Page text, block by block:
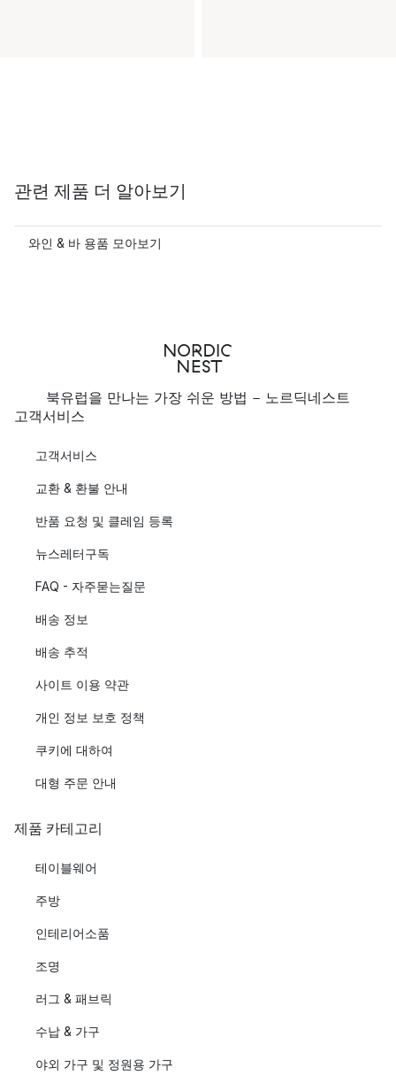
관련 제품 더 알아보기
와인 & 바 용품 모아보기
북유럽을 만나는 가장 쉬운 방법 - 노르딕네스트
고객서비스
고객서비스
교환 & 환불 안내
반품 요청 및 클레임 등록
뉴스레터구독
FAQ - 자주묻는질문
배송 정보
배송 추적
사이트 이용 약관
개인 정보 보호 정책
쿠키에 대하여
대형 주문 안내
제품 카테고리
테이블웨어
주방
인테리어소품
조명
러그 & 패브릭
수납 & 가구
야외 가구 및 정원용 가구